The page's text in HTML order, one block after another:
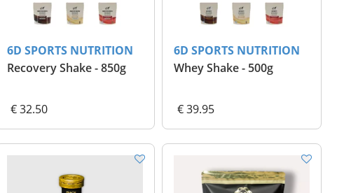
6D SPORTS NUTRITION
Recovery Shake - 850g
€ 32.50
6D SPORTS NUTRITION
Whey Shake - 500g
€ 39.95